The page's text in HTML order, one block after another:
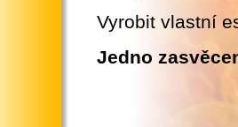
Vyrobit vlastní
Jedno